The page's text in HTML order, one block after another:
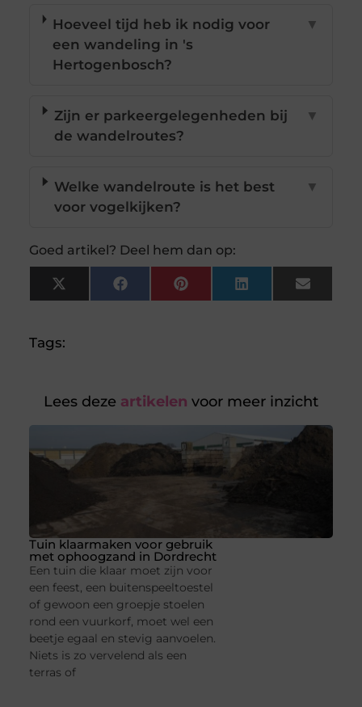
Hoeveel tijd heb ik nodig voor
een wandeling in 's
Hertogenbosch?
▼
Zijn er parkeergelegenheden bij
de wandelroutes?
▼
Welke wandelroute is het best
voor vogelkijken?
▼
Goed artikel? Deel hem dan op:
X
(Twitter)
FacebookPinterestLinkedInEmail
Tags:
Lees deze artikelen voor meer inzicht
Tuin klaarmaken voor gebruik
met ophoogzand in Dordrecht
Een tuin die klaar moet zijn voor
een feest, een buitenspeeltoestel
of gewoon een groepje stoelen
rond een vuurkorf, moet wel een
beetje egaal en stevig aanvoelen.
Niets is zo vervelend als een
terras of